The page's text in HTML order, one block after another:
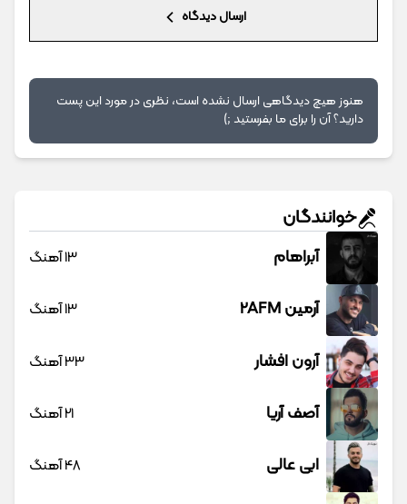
ارسال دیدگاه
هنوز هیچ دیدگاهی ارسال نشده است، نظری در مورد این پست
دارید؟ آن را برای ما بفرستید ;)
خوانندگان
آبراهام 13 آهنگ
آرمین 2AFM 13 آهنگ
آرون افشار 33 آهنگ
آصف آریا 21 آهنگ
ابی عالی 48 آهنگ